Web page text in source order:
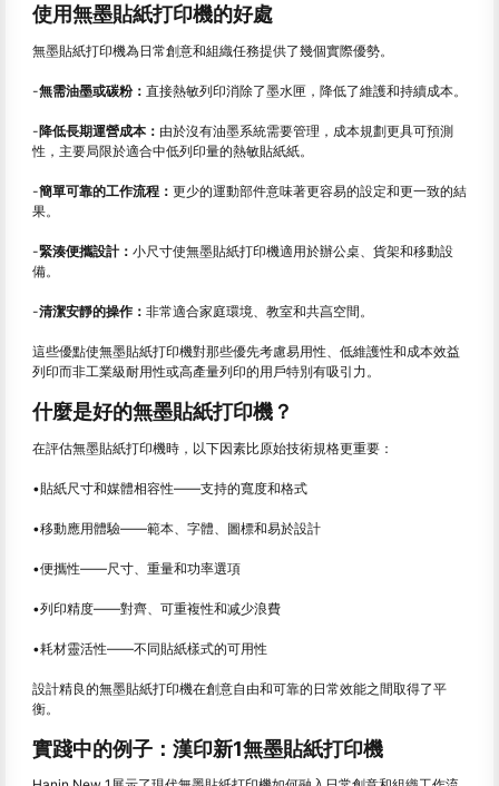
使用無墨貼紙打印機的好處
無墨貼紙打印機為日常創意和組織任務提供了幾個實際優勢。
-無需油墨或碳粉： 直接熱敏列印消除了墨水匣，降低了維護和持續成本。
-降低長期運營成本： 由於沒有油墨系統需要管理，成本規劃更具可預測
性，主要局限於適合中低列印量的熱敏貼紙紙。
-簡單可靠的工作流程： 更少的運動部件意味著更容易的設定和更一致的結
果。
-緊湊便攜設計： 小尺寸使無墨貼紙打印機適用於辦公桌、貨架和移動設
備。
-清潔安靜的操作： 非常適合家庭環境、教室和共亯空間。
這些優點使無墨貼紙打印機對那些優先考慮易用性、低維護性和成本效益
列印而非工業級耐用性或高產量列印的用戶特別有吸引力。
什麼是好的無墨貼紙打印機？
在評估無墨貼紙打印機時，以下因素比原始技術規格更重要：
•貼紙尺寸和媒體相容性——支持的寬度和格式
•移動應用體驗——範本、字體、圖標和易於設計
•便攜性——尺寸、重量和功率選項
•列印精度——對齊、可重複性和减少浪費
•耗材靈活性——不同貼紙樣式的可用性
設計精良的無墨貼紙打印機在創意自由和可靠的日常效能之間取得了平
衡。
實踐中的例子：漢印新1無墨貼紙打印機